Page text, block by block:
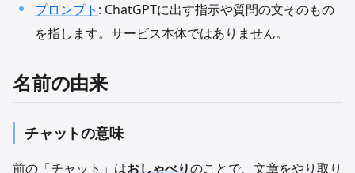
プロンプト : ChatGPTに出す指示や質問の文そのもの
を指します。サービス本体ではありません。
名前の由来
チャットの意味
前の「チャット」はおしゃべりのことで、文章をやり取り